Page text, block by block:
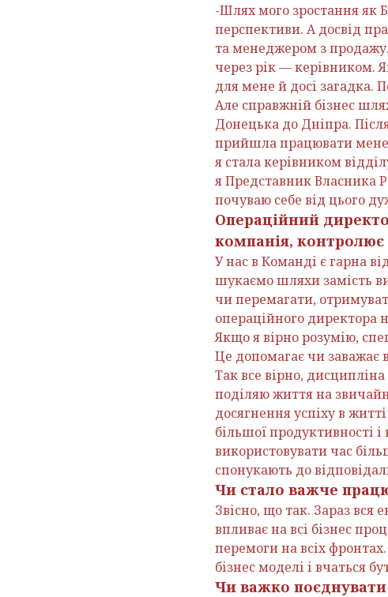
-Шлях мого зростання як
перспективи. А досвід
та менеджером з продажу.
через рік — керівником.
для мене й досі загадка.
Але справжній бізнес
Донецька до Дніпра.
прийшла працювати
я стала керівником
я Представник Власника
почуваю себе від цього
Операційний
компанія, контролює
У нас в Команді є гарна
шукаємо шляхи замість
чи перемагати,
операційного директора
Якщо я вірно розумію,
Це допомагає чи заважає
Так все вірно, дисципліна
поділяю життя на
досягнення успіху в
більшої продуктивності
використовувати час
спонукають до
Чи стало важче
Звісно, що так. Зараз вся
впливає на всі бізнес
перемоги на всіх
бізнес моделі і вчаться
Чи важко поєднувати